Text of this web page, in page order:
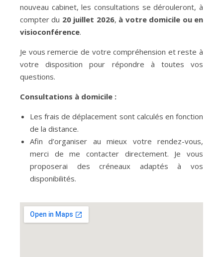
nouveau cabinet, les consultations se dérouleront, à
compter du 20 juillet 2026, à votre domicile ou en
visioconférence.
Je vous remercie de votre compréhension et reste à
votre disposition pour répondre à toutes vos
questions.
Consultations à domicile :
Les frais de déplacement sont calculés en fonction
de la distance.
Afin d’organiser au mieux votre rendez-vous,
merci de me contacter directement. Je vous
proposerai des créneaux adaptés à vos
disponibilités.